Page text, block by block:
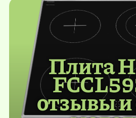
Плита
отзывы и